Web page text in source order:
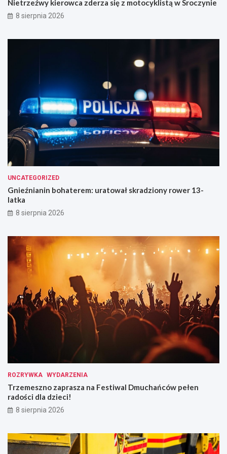
r
o
Nietrzeźwy kierowca zderza się z motocyklistą w Sroczynie
8 sierpnia 2026
UNCATEGORIZED
Gnieźnianin bohaterem: uratował skradziony rower 13-
latka
8 sierpnia 2026
ROZRYWKA WYDARZENIA
Trzemeszno zaprasza na Festiwal Dmuchańców pełen
radości dla dzieci!
8 sierpnia 2026